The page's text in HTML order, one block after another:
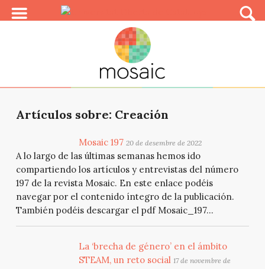
Artículos sobre: Creación
Mosaic 197 20 de desembre de 2022
A lo largo de las últimas semanas hemos ido
compartiendo los artículos y entrevistas del número
197 de la revista Mosaic. En este enlace podéis
navegar por el contenido íntegro de la publicación.
También podéis descargar el pdf Mosaic_197...
La ‘brecha de género’ en el ámbito
STEAM, un reto social 17 de novembre de